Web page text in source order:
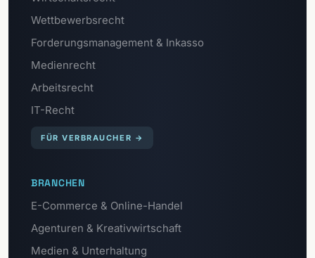
Wettbewerbsrecht
Forderungsmanagement & Inkasso
Medienrecht
Arbeitsrecht
IT-Recht
FÜR VERBRAUCHER →
BRANCHEN
E-Commerce & Online-Handel
Agenturen & Kreativwirtschaft
Medien & Unterhaltung